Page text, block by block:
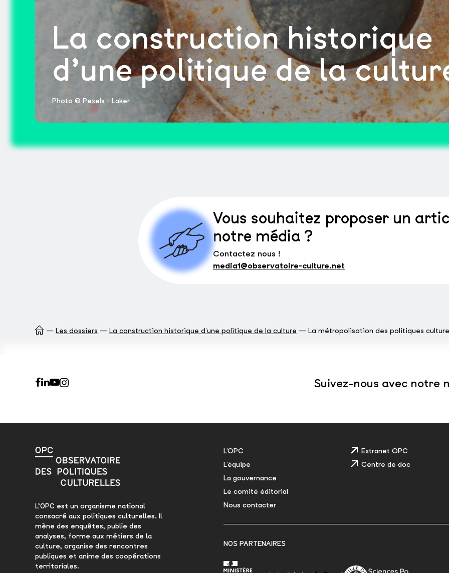
La construction historique
d’une politique de la
Photo © Pexels - Laker
Vous souhaitez proposer un
notre média ?
Contactez nous !
media1@observatoire-culture.net
Les dossiers La construction historique d’une politique de la culture La métropolisation des politiques
Suivez-nous avec notre
L’OPC est un organisme national
consacré aux politiques culturelles. Il
mène des enquêtes, publie des
analyses, forme aux métiers de la
culture, organise des rencontres
publiques et anime des coopérations
territoriales.
L’OPC
L’équipe
La gouvernance
Le comité éditorial
Nous contacter
Extranet OPC
Centre de doc
NOS PARTENAIRES